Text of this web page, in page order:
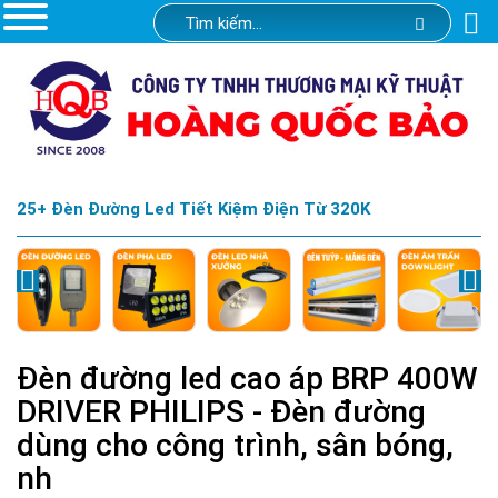
25+ Đèn Đường Led Tiết Kiệm Điện Từ 320K
Đèn đường led cao áp BRP 400W
DRIVER PHILIPS - Đèn đường
dùng cho công trình, sân bóng,
nh